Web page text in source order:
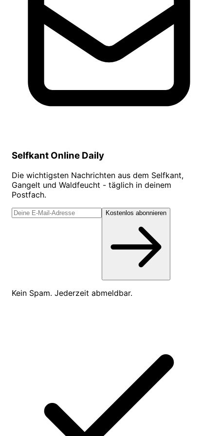
Selfkant Online Daily
Die wichtigsten Nachrichten aus dem Selfkant,
Gangelt und Waldfeucht - täglich in deinem
Postfach.
Kostenlos abonnieren
Kein Spam. Jederzeit abmeldbar.